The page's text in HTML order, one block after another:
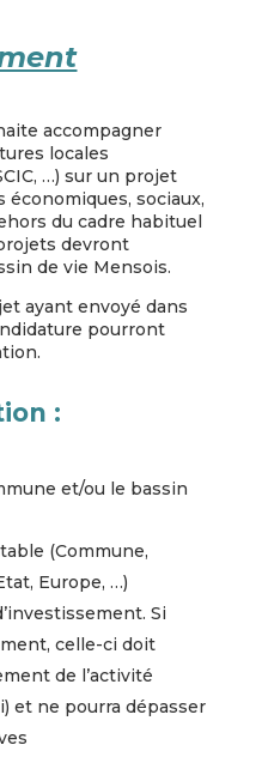
accompagner
locales
…) sur un projet
économiques, sociaux,
du cadre habituel
devront
de vie Mensois.
ayant envoyé dans
pourront
:
et/ou le bassin
(Commune,
Europe, …)
Si
celle-ci doit
de l’activité
et ne pourra dépasser